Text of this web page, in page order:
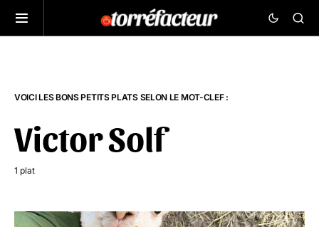
VOICI LES BONS PETITS PLATS SELON LE MOT-CLEF :
Victor Solf
1 plat